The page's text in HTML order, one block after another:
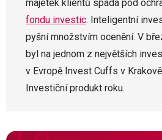
majetek klientů spadá pod
fondu investic. Inteligentní
pyšní množstvím ocenění. V
byl na jednom z největších
v Evropě Invest Cuffs v
Investiční produkt roku.